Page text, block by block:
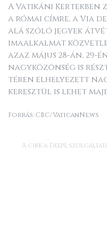
A Vatikáni Kertekben
a római címre, a Via
alá szóló jegyek
imaalkalmat
azaz május 28-án, 29-
nagyközönség is
téren elhelyezett
keresztül is lehet
Forrás: CBC/VaticanNews
A cikk a DeepL